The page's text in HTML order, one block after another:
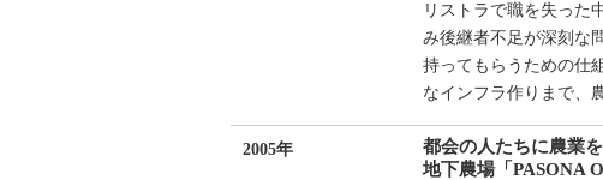
リストラで職を失った
み後継者不足が深刻な
持ってもらうための仕
なインフラ作りまで、
2005年
都会の人たちに農業
地下農場「PASONA